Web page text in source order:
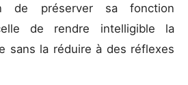
de préserver sa fonction
de rendre intelligible la
sans la réduire à des réflexes